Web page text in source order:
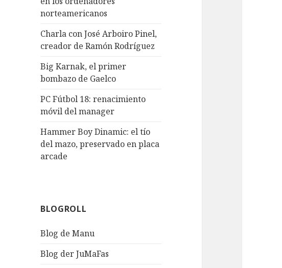
norteamericanos
Charla con José Arboiro Pinel,
creador de Ramón Rodríguez
Big Karnak, el primer
bombazo de Gaelco
PC Fútbol 18: renacimiento
móvil del manager
Hammer Boy Dinamic: el tío
del mazo, preservado en placa
arcade
BLOGROLL
Blog de Manu
Blog der JuMaFas